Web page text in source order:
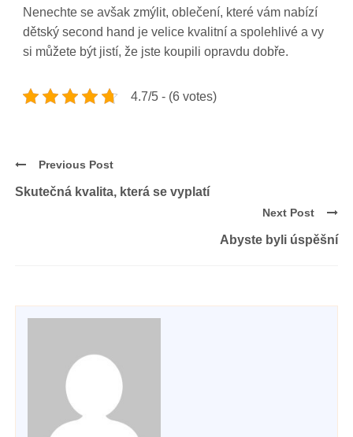
Nenechte se avšak zmýlit, oblečení, které vám nabízí
dětský second hand je velice kvalitní a spolehlivé a vy
si můžete být jistí, že jste koupili opravdu dobře.
4.7/5 - (6 votes)
Previous Post
Skutečná kvalita, která se vyplatí
Next Post
Abyste byli úspěšní